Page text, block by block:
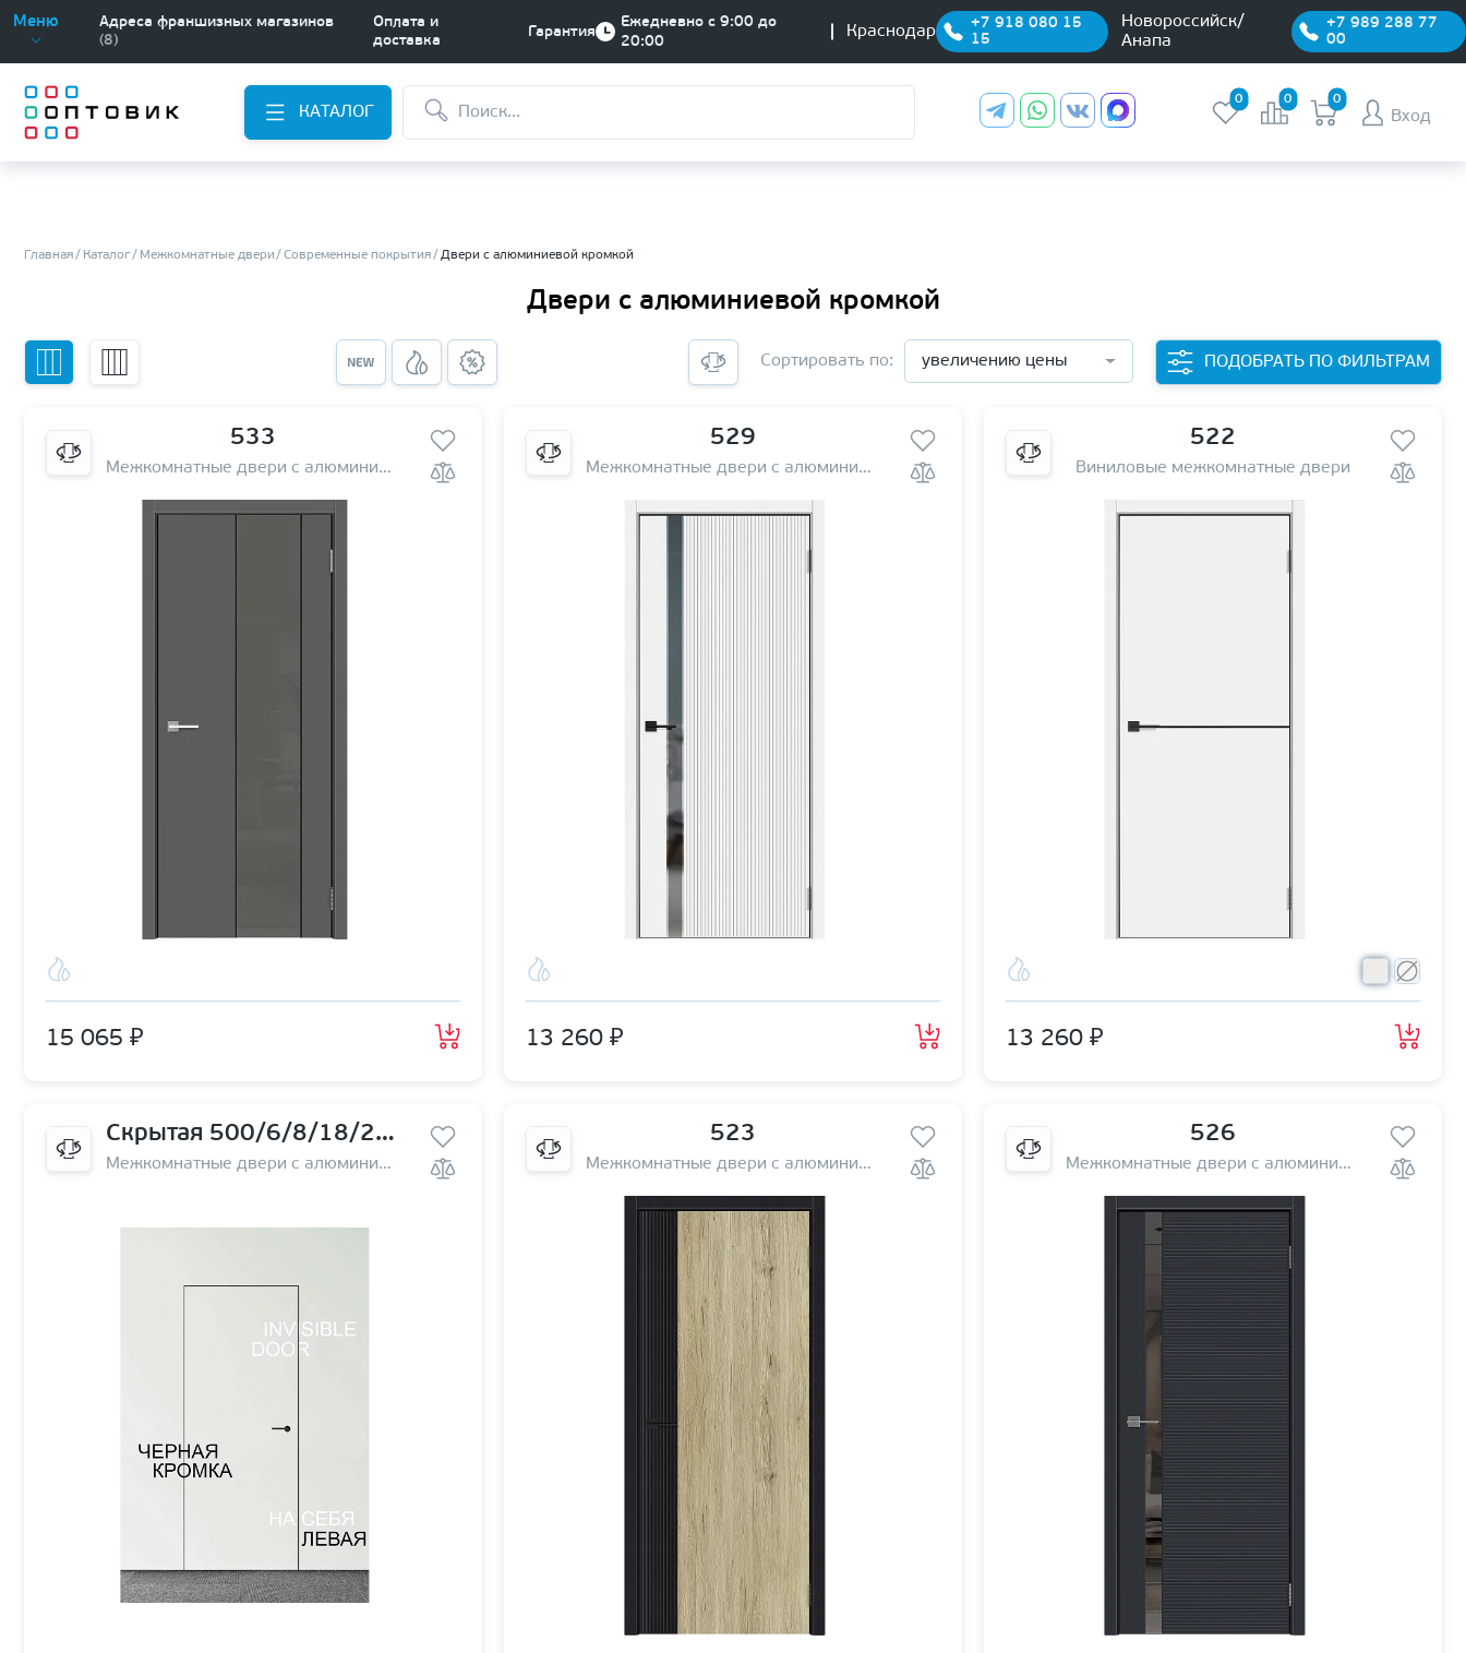
Меню
Адреса франшизных магазинов
(8)
Оплата и
доставка
Гарантия
Ежедневно с 9:00 до
20:00
Краснодар
+7 918 080 15
15
Новороссийск/
Анапа
+7 989 288 77
00
КАТАЛОГ
0 0 0
Вход
Главная Каталог Межкомнатные двери Современные покрытия Двери с алюминиевой кромкой
Двери с алюминиевой кромкой
Сортировать по: увеличению цены ПОДОБРАТЬ ПО ФИЛЬТРАМ
533
Межкомнатные двери с алюминиевой кромкой
15 065 ₽
529
Межкомнатные двери с алюминиевой кромкой
13 260 ₽
522
Виниловые межкомнатные двери
13 260 ₽
Скрытая 500/6/8/18/29 левая | на себя
Межкомнатные двери с алюминиевой кромкой
523
Межкомнатные двери с алюминиевой кромкой
526
Межкомнатные двери с алюминиевой кромкой